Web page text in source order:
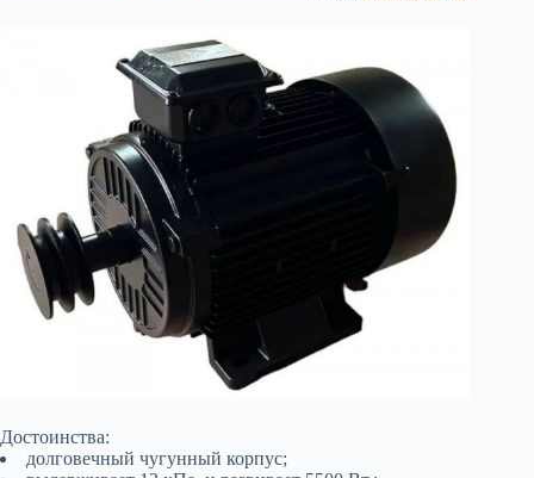
Достоинства:
долговечный чугунный корпус;